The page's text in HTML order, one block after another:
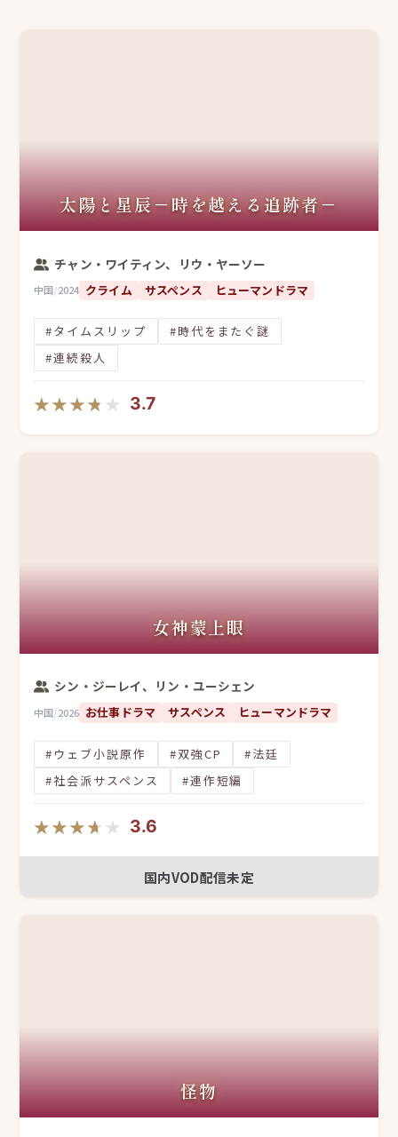
太陽と星辰－時を越える追跡者－
チャン・ワイティン、リウ・ヤーソー
中国/2024 クライム サスペンス ヒューマンドラマ
#タイムスリップ
#時代をまたぐ謎
#連続殺人
★★★★★
★★★★★ 3.7
女神蒙上眼
シン・ジーレイ、リン・ユーシェン
中国/2026 お仕事ドラマ サスペンス ヒューマンドラマ
#ウェブ小説原作 #双強CP
#法廷
#社会派サスペンス
#連作短編
★★★★★
★★★★★ 3.6
国内VOD配信未定
怪物